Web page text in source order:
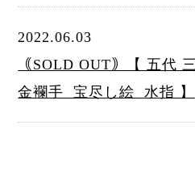
2022.06.03
｟SOLD OUT｠【 五代
金襴手 宝尽し絵 水指 】